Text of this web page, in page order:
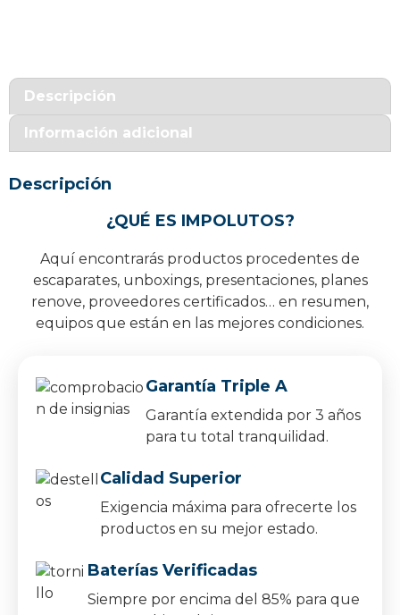
Descripción
Información adicional
Descripción
¿QUÉ ES IMPOLUTOS?
Aquí encontrarás productos procedentes de
escaparates, unboxings, presentaciones, planes
renove, proveedores certificados… en resumen,
equipos que están en las mejores condiciones.
Garantía Triple A
Garantía extendida por 3 años
para tu total tranquilidad.
Calidad Superior
Exigencia máxima para ofrecerte los
productos en su mejor estado.
Baterías Verificadas
Siempre por encima del 85% para que